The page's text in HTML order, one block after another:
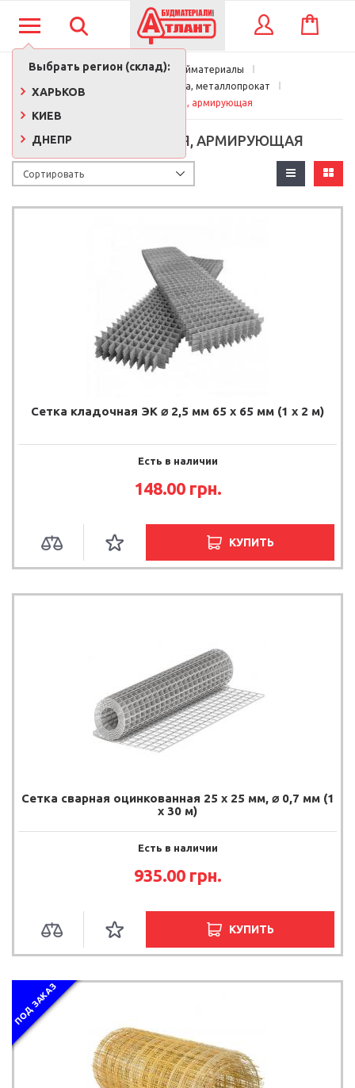
Выбрать регион (склад):
ХАРЬКОВ
КИЕВ
ДНЕПР
КОРЗИНА
Главная
Стройматериалы
Металлическая сетка, металлопрокат
Сетка кладочная, армирующая
СЕТКА КЛАДОЧНАЯ, АРМИРУЮЩАЯ
Сетка кладочная ЭК ⌀ 2,5 мм 65 х 65 мм (1 х 2 м)
Есть в наличии
148.00 грн.
КУПИТЬ
Сетка сварная оцинкованная 25 х 25 мм, ⌀ 0,7 мм (1
х 30 м)
Есть в наличии
935.00 грн.
КУПИТЬ
ПОД ЗАКАЗ